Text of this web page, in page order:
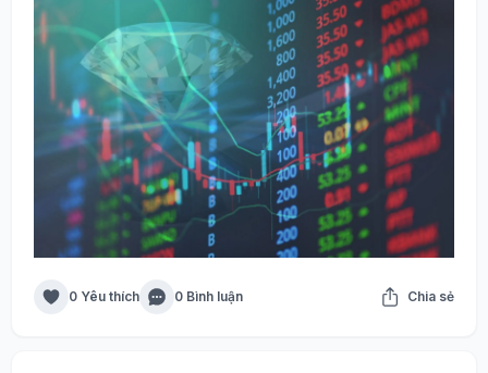
0 Yêu thích 0 Bình luận Chia sẻ